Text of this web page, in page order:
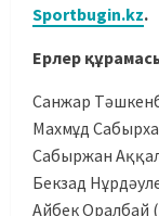
Sportbugin.kz.
Ерлер
Санжар
Махмұд
Сабыржан
Бекзад
Айбек Оралбай